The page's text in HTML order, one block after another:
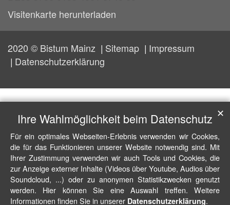
Visitenkarte herunterladen
2020 © Bistum Mainz Sitemap
Impressum
Datenschutzerklärung
Ihre Wahlmöglichkeit beim Datenschutz
Für ein optimales Webseiten-Erlebnis verwenden wir Cookies,
die für das Funktionieren unserer Website notwendig sind. Mit
Ihrer Zustimmung verwenden wir auch Tools und Cookies, die
zur Anzeige externer Inhalte (Videos über Youtube, Audios über
Soundcloud, ...) oder zu anonymen Statistikzwecken genutzt
werden. Hier können Sie eine Auswahl treffen. Weitere
Informationen finden Sie in unserer Datenschutzerklärung.
✕